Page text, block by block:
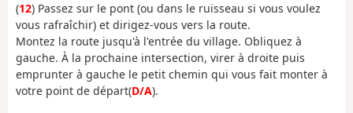
(12) Passez sur le pont (ou dans le ruisseau si vous voulez
vous rafraîchir) et dirigez-vous vers la route.
Montez la route jusqu'à l'entrée du village. Obliquez à
gauche. À la prochaine intersection, virer à droite puis
emprunter à gauche le petit chemin qui vous fait monter à
votre point de départ(D/A).